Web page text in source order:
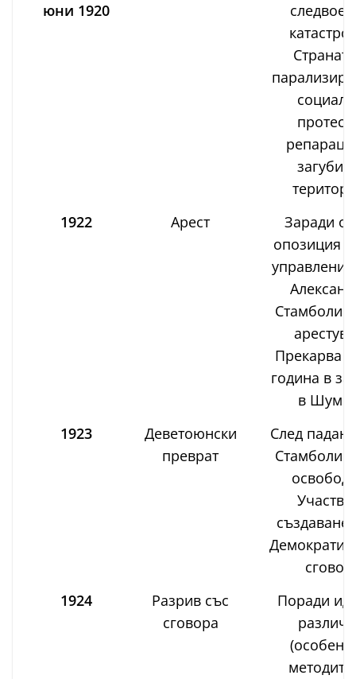
юни 1920
загуби
1922
Арест
Заради
опозиция
Прекарва
година в
в
1923
Деветоюнски
преврат
След
Участва
сговор.
1924
Разрив със
сговора
Поради
(особено